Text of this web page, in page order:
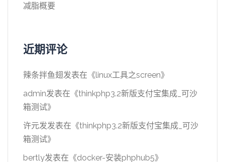
减脂概要
近期评论
辣条拌鱼翅发表在《linux工具之screen》
admin发表在《thinkphp3.2新版支付宝集成_可沙
箱测试》
许元发发表在《thinkphp3.2新版支付宝集成_可沙
箱测试》
bertly发表在《docker-安装phphub5》